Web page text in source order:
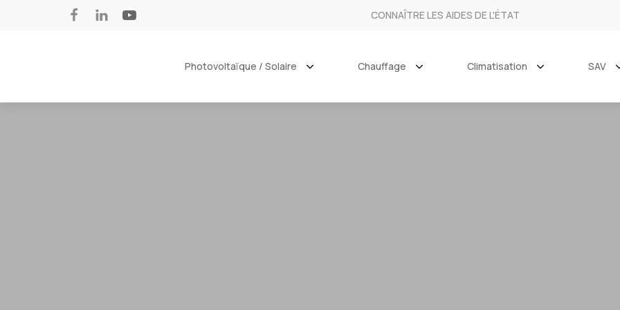
CONNAÎTRE LES AIDES DE L'ÉTAT
Photovoltaïque / Solaire Chauffage Climatisation SAV